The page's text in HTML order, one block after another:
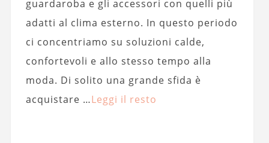
guardaroba e gli accessori con quelli più
adatti al clima esterno. In questo periodo
ci concentriamo su soluzioni calde,
confortevoli e allo stesso tempo alla
moda. Di solito una grande sfida è
acquistare …Leggi il resto